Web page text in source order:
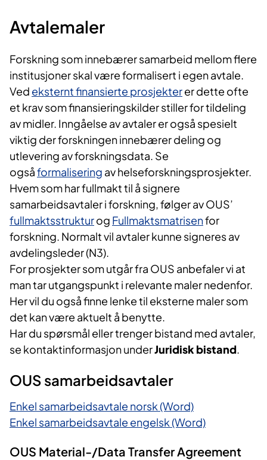
Avtalemaler
Forskning som innebærer samarbeid mellom flere
institusjoner skal være formalisert i egen avtale.
Ved eksternt finansierte prosjekterer dette ofte
et krav som finansieringskilder stiller for tildeling
av midler. Inngåelse av avtaler er også spesielt
viktig der forskningen innebærer deling og
utlevering av forskningsdata. Se
ogsåformalisering av helseforskningsprosjekter.
Hvem som har fullmakt til å signere
samarbeidsavtaler i forskning, følger av OUS’
fullmaktsstrukturog Fullmaktsmatrisenfor
forskning. Normalt vil avtaler kunne signeres av
avdelingsleder (N3).
For prosjekter som utgår fra OUS anbefaler vi at
man tar utgangspunkt i relevante maler nedenfor.
Her vil du også finne lenke til eksterne maler som
det kan være aktuelt å benytte.
Har du spørsmål eller trenger bistand med avtaler,
se kontaktinformasjon underJuridisk bistand.
OUS samarbeidsavtaler
Enkel samarbeidsavtale norsk (Word)
Enkel samarbeidsavtale engelsk (Word)
OUS Material-/Data Transfer Agreement